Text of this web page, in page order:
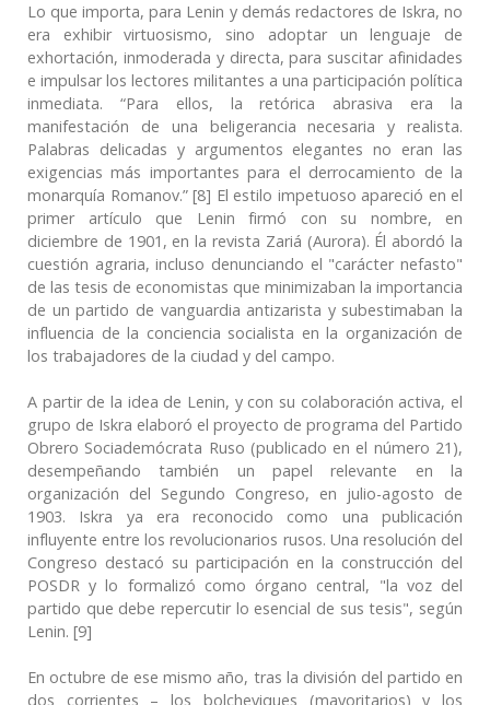
Lo que importa, para Lenin y demás redactores de Iskra, no
era exhibir virtuosismo, sino adoptar un lenguaje de
exhortación, inmoderada y directa, para suscitar afinidades
e impulsar los lectores militantes a una participación política
inmediata. “Para ellos, la retórica abrasiva era la
manifestación de una beligerancia necesaria y realista.
Palabras delicadas y argumentos elegantes no eran las
exigencias más importantes para el derrocamiento de la
monarquía Romanov.” [8] El estilo impetuoso apareció en el
primer artículo que Lenin firmó con su nombre, en
diciembre de 1901, en la revista Zariá (Aurora). Él abordó la
cuestión agraria, incluso denunciando el "carácter nefasto"
de las tesis de economistas que minimizaban la importancia
de un partido de vanguardia antizarista y subestimaban la
influencia de la conciencia socialista en la organización de
los trabajadores de la ciudad y del campo.
A partir de la idea de Lenin, y con su colaboración activa, el
grupo de Iskra elaboró ​​el proyecto de programa del Partido
Obrero Sociademócrata Ruso (publicado en el número 21),
desempeñando también un papel relevante en la
organización del Segundo Congreso, en julio-agosto de
1903. Iskra ya era reconocido como una publicación
influyente entre los revolucionarios rusos. Una resolución del
Congreso destacó su participación en la construcción del
POSDR y lo formalizó como órgano central, "la voz del
partido que debe repercutir lo esencial de sus tesis", según
Lenin. [9]
En octubre de ese mismo año, tras la división del partido en
dos corrientes – los bolcheviques (mayoritarios) y los